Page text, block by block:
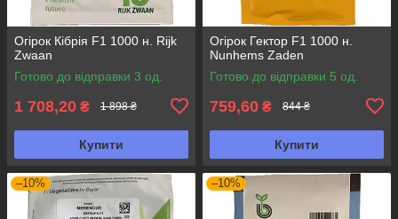
Огірок Кібрія F1 1000 н. Rijk
Zwaan
Готово до відправки 3 од.
1 708,20 ₴ 1 898 ₴
Купити
Огірок Гектор F1 1000 н.
Nunhems Zaden
Готово до відправки 5 од.
759,60 ₴ 844 ₴
Купити
–10% –10%